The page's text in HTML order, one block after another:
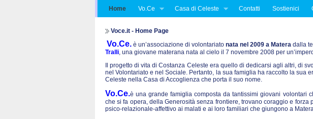
Home Vo.Ce Casa di Celeste Contatti Sostienici
Voce.it - Home Page
Vo.Ce. è un’associazione di volontariato nata nel 2009 a Matera dalla
Tralli, una giovane materana nata al cielo il 7 novembre 2008 per
Il progetto di vita di Costanza Celeste era quello di dedicarsi agli altri, di
nel Volontariato e nel Sociale. Pertanto, la sua famiglia ha raccolto la sua
Celeste nella Casa di Accoglienza che porta il suo nome.
Vo.Ce.è una grande famiglia composta da tantissimi giovani volontari
che si fa opera, della Generosità senza frontiere, trovano coraggio e
psico-relazionale-affettivo ai malati e ai loro familiari che giungono a